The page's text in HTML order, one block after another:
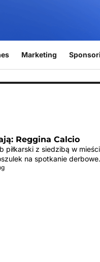
Marketing
Reggina Calcio
piłkarski z siedzibą w
na spotkanie derbowe.